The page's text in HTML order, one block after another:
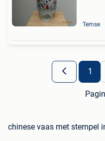
Temse
1
chinese vaas met stempel